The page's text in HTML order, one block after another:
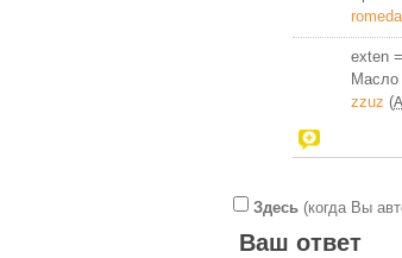
exten
Масло
zzuz (
Здесь (когда Вы
Ваш ответ